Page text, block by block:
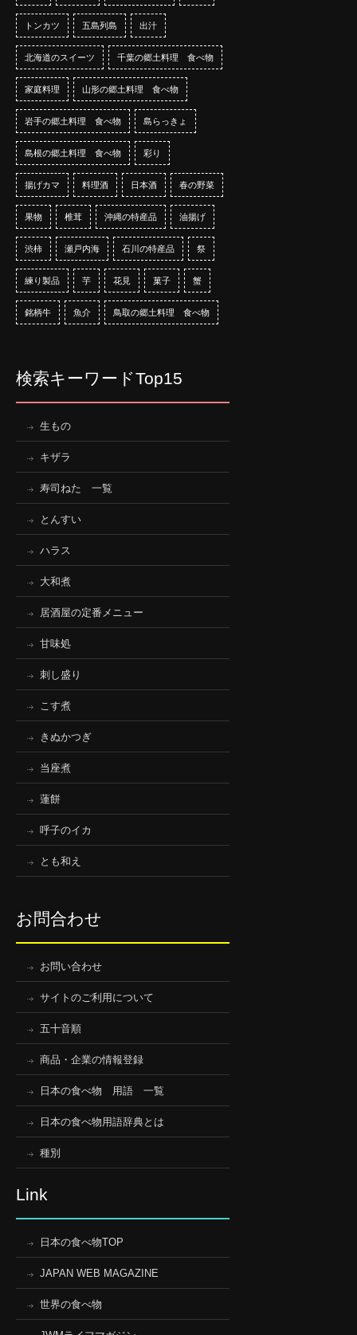
トンカツ 五島列島 出汁
北海道のスイーツ 千葉の郷土料理 食べ物
家庭料理 山形の郷土料理 食べ物
岩手の郷土料理 食べ物 島らっきょ
島根の郷土料理 食べ物 彩り
揚げカマ 料理酒 日本酒 春の野菜
果物 椎茸 沖縄の特産品 油揚げ
渋柿 瀬戸内海 石川の特産品 祭
練り製品 芋 花見 菓子 蟹
銘柄牛 魚介 鳥取の郷土料理 食べ物
検索キーワードTop15
生もの
キザラ
寿司ねた 一覧
とんすい
ハラス
大和煮
居酒屋の定番メニュー
甘味処
刺し盛り
こす煮
きぬかつぎ
当座煮
蓮餅
呼子のイカ
とも和え
お問合わせ
お問い合わせ
サイトのご利用について
五十音順
商品・企業の情報登録
日本の食べ物 用語 一覧
日本の食べ物用語辞典とは
種別
Link
日本の食べ物TOP
JAPAN WEB MAGAZINE
世界の食べ物